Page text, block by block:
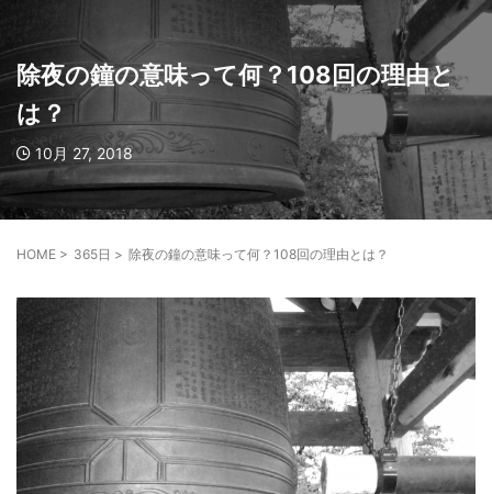
除夜の鐘の意味って何？108回の理由と
は？
10月 27, 2018
HOME > 365日 > 除夜の鐘の意味って何？108回の理由とは？